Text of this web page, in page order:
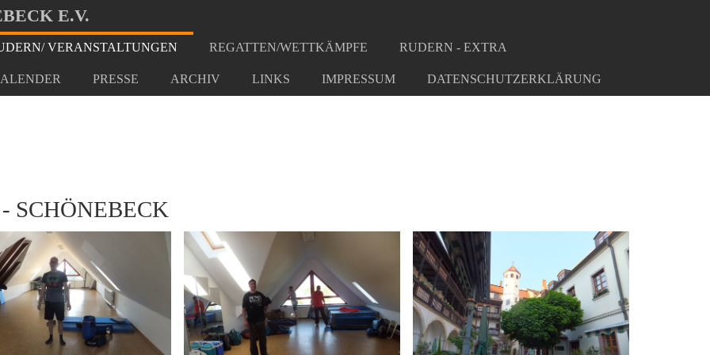
E.V.
VERANSTALTUNGEN REGATTEN/WETTKÄMPFE RUDERN - EXTRA
PRESSE ARCHIV LINKS IMPRESSUM DATENSCHUTZERKLÄRUNG
SCHÖNEBECK